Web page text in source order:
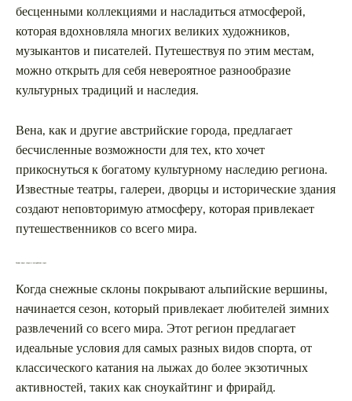
бесценными коллекциями и насладиться атмосферой,
которая вдохновляла многих великих художников,
музыкантов и писателей. Путешествуя по этим местам,
можно открыть для себя невероятное разнообразие
культурных традиций и наследия.
Вена, как и другие австрийские города, предлагает
бесчисленные возможности для тех, кто хочет
прикоснуться к богатому культурному наследию региона.
Известные театры, галереи, дворцы и исторические здания
создают неповторимую атмосферу, которая привлекает
путешественников со всего мира.
Зимние виды спорта в австрийских горах
Когда снежные склоны покрывают альпийские вершины,
начинается сезон, который привлекает любителей зимних
развлечений со всего мира. Этот регион предлагает
идеальные условия для самых разных видов спорта, от
классического катания на лыжах до более экзотичных
активностей, таких как сноукайтинг и фрирайд.